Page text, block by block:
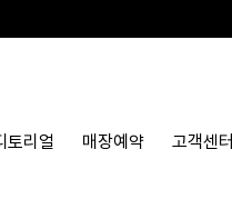
토리얼 매장예약 고객센터